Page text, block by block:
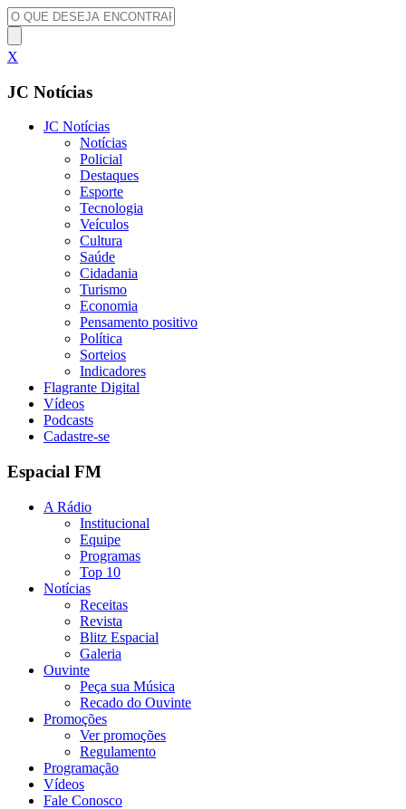
X
JC Notícias
JC Notícias
Notícias
Policial
Destaques
Esporte
Tecnologia
Veículos
Cultura
Saúde
Cidadania
Turismo
Economia
Pensamento positivo
Política
Sorteios
Indicadores
Flagrante Digital
Vídeos
Podcasts
Cadastre-se
Espacial FM
A Rádio
Institucional
Equipe
Programas
Top 10
Notícias
Receitas
Revista
Blitz Espacial
Galeria
Ouvinte
Peça sua Música
Recado do Ouvinte
Promoções
Ver promoções
Regulamento
Programação
Vídeos
Fale Conosco